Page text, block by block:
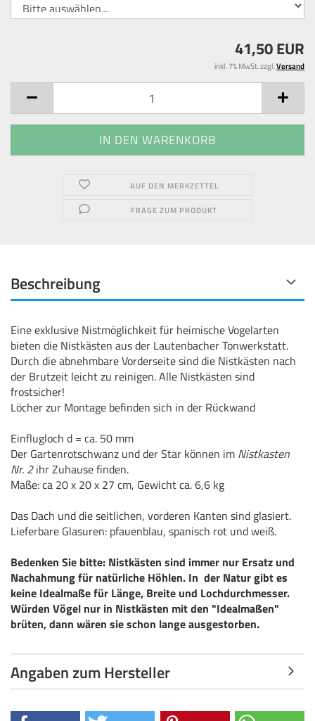
41,50 EUR
inkl. 7% MwSt. zzgl.Versand
AUF DEN MERKZETTEL
FRAGE ZUM PRODUKT
Beschreibung
Eine exklusive Nistmöglichkeit für heimische Vogelarten
bieten die Nistkästen aus der Lautenbacher Tonwerkstatt.
Durch die abnehmbare Vorderseite sind die Nistkästen nach
der Brutzeit leicht zu reinigen. Alle Nistkästen sind
frostsicher!
Löcher zur Montage befinden sich in der Rückwand
Einflugloch d = ca. 50 mm
Der Gartenrotschwanz und der Star können im Nistkasten
Nr. 2ihr Zuhause finden.
Maße: ca 20 x 20 x 27 cm, Gewicht ca. 6,6 kg
Das Dach und die seitlichen, vorderen Kanten sind glasiert.
Lieferbare Glasuren: pfauenblau, spanisch rot und weiß.
Bedenken Sie bitte: Nistkästen sind immer nur Ersatz und
Nachahmung für natürliche Höhlen. In der Natur gibt es
keine Idealmaße für Länge, Breite und Lochdurchmesser.
Würden Vögel nur in Nistkästen mit den "Idealmaßen"
brüten, dann wären sie schon lange ausgestorben.
Angaben zum Hersteller